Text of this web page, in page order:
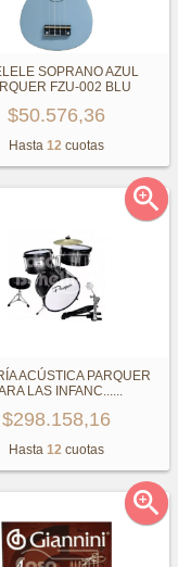
SOPRANO AZUL
FZU-002 BLU
$50.576,36
Hasta 12 cuotas

ACÚSTICA PARQUER
LAS INFANC......
$298.158,16
Hasta 12 cuotas
